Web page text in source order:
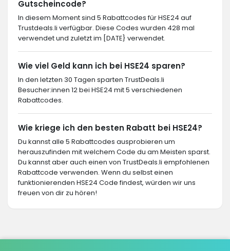
Gutscheincode?
In diesem Moment sind 5 Rabattcodes für HSE24 auf
Trustdeals.li verfügbar. Diese Codes wurden 428 mal
verwendet und zuletzt im [DATE} verwendet.
Wie viel Geld kann ich bei HSE24 sparen?
In den letzten 30 Tagen sparten TrustDeals.li
Besucher:innen 12 bei HSE24 mit 5 verschiedenen
Rabattcodes.
Wie kriege ich den besten Rabatt bei HSE24?
Du kannst alle 5 Rabattcodes ausprobieren um
herauszufinden mit welchem Code du am Meisten sparst.
Du kannst aber auch einen von TrustDeals.li empfohlenen
Rabattcode verwenden. Wenn du selbst einen
funktionierenden HSE24 Code findest, würden wir uns
freuen von dir zu hören!